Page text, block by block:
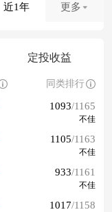
近1年 更多
定投收益
同类排行
1093/1165
不佳
1105/1163
不佳
933/1161
不佳
1017/1158